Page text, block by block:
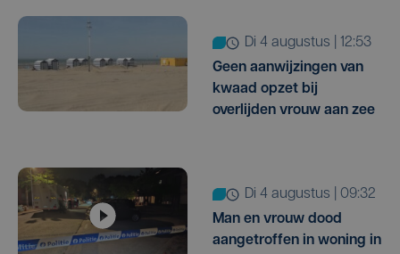
di 4 augustus | 12:53
Geen aanwijzingen van
kwaad opzet bij
overlijden vrouw aan zee
di 4 augustus | 09:32
Man en vrouw dood
aangetroffen in woning in